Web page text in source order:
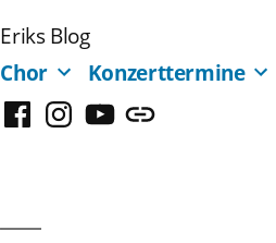
Eriks Blog
Chor
Konzerttermine
FacebookInstagram
YouTubeMastodon